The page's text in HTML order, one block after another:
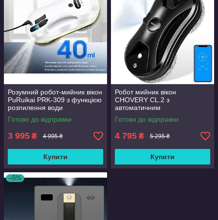
Розумний робот-мийник вікон
PuRuikai PRK-309 з функцією
розпилення води
Готово до відправки
3 995 ₴ 4 995 ₴
Купити
Робот мийник вікон
CHOVERY CL.2 з
автоматичним
розпорошенням води
Готово до відправки
4 795 ₴ 5 295 ₴
Купити
–5%